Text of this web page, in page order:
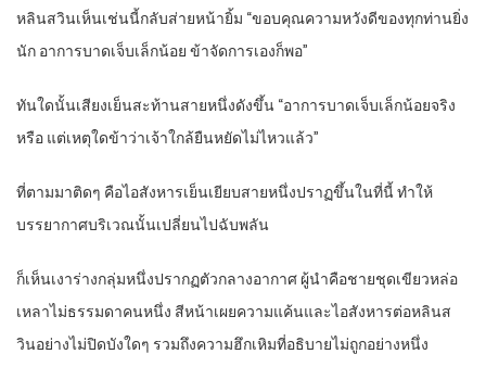
หลินสวินเห็นเช่นนี้กลับส่ายหน้ายิ้ม “ขอบคุณความหวังดีของทุกท่านยิ่ง
นัก อาการบาดเจ็บเล็กน้อย ข้าจัดการเองก็พอ”
ทันใดนั้นเสียงเย็นสะท้านสายหนึ่งดังขึ้น “อาการบาดเจ็บเล็กน้อยจริง
หรือ แต่เหตุใดข้าว่าเจ้าใกล้ยืนหยัดไม่ไหวแล้ว”
ที่ตามมาติดๆ คือไอสังหารเย็นเยียบสายหนึ่งปราฏขึ้นในที่นี้ ทำให้
บรรยากาศบริเวณนั้นเปลี่ยนไปฉับพลัน
ก็เห็นเงาร่างกลุ่มหนึ่งปรากฏตัวกลางอากาศ ผู้นำคือชายชุดเขียวหล่อ
เหลาไม่ธรรมดาคนหนึ่ง สีหน้าเผยความแค้นและไอสังหารต่อหลินส
วินอย่างไม่ปิดบังใดๆ รวมถึงความฮึกเหิมที่อธิบายไม่ถูกอย่างหนึ่ง